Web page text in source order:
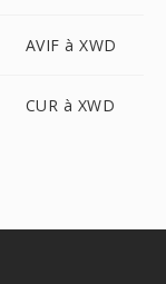
AVIF à XWD
CUR à XWD